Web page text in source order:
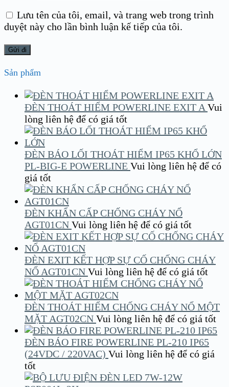
Lưu tên của tôi, email, và trang web trong trình
duyệt này cho lần bình luận kế tiếp của tôi.
Sản phẩm
ĐÈN THOÁT HIỂM POWERLINE EXIT A Vui
lòng liên hệ để có giá tốt
ĐÈN BÁO LỐI THOÁT HIỂM IP65 KHỔ LỚN
PL-BIG-E POWERLINE Vui lòng liên hệ để có
giá tốt
ĐÈN KHẨN CẤP CHỐNG CHÁY NỔ
AGT01CN Vui lòng liên hệ để có giá tốt
ĐÈN EXIT KẾT HỢP SỰ CỐ CHỐNG CHÁY
NỔ AGT01CN Vui lòng liên hệ để có giá tốt
ĐÈN THOÁT HIỂM CHỐNG CHÁY NỔ MỘT
MẶT AGT02CN Vui lòng liên hệ để có giá tốt
ĐÈN BÁO FIRE POWERLINE PL-210 IP65
(24VDC / 220VAC) Vui lòng liên hệ để có giá
tốt